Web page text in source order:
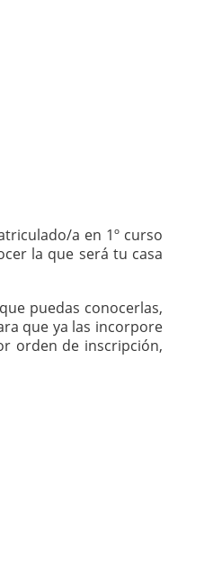
a en 1º curso
la que será tu casa
puedas conocerlas,
que ya las incorpore
orden de inscripción,